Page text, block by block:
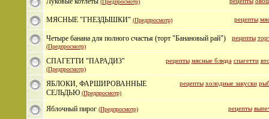
(Предпросмотр)
рецепты
МЯСНЫЕ "ГНЕЗДЫШКИ" (Предпросмотр)
рецепты
Четыре банана для полного счастья (торт "Банановый рай")
(Предпросмотр)
рецепты мясные блюда спагетти
СПАГЕТТИ "ПАРАДИЗ"
(Предпросмотр)
рецепты холодные закуски
ЯБЛОКИ, ФАРШИРОВАННЫЕ
СЕЛЬДЬЮ (Предпросмотр)
рецепты
Яблочный пирог (Предпросмотр)